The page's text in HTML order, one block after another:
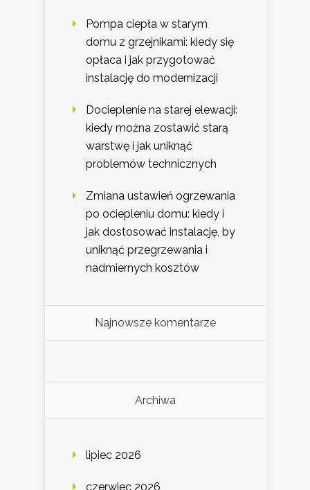
Pompa ciepła w starym
domu z grzejnikami: kiedy się
opłaca i jak przygotować
instalację do modernizacji
Docieplenie na starej elewacji:
kiedy można zostawić starą
warstwę i jak uniknąć
problemów technicznych
Zmiana ustawień ogrzewania
po ociepleniu domu: kiedy i
jak dostosować instalację, by
uniknąć przegrzewania i
nadmiernych kosztów
Najnowsze komentarze
Archiwa
lipiec 2026
czerwiec 2026